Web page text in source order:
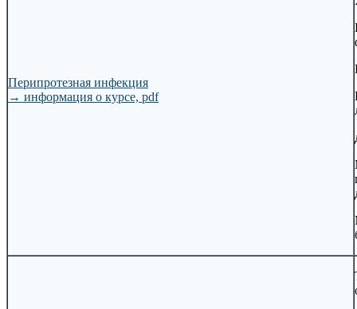
Перипротезная инфекция
→ информация о курсе, pdf